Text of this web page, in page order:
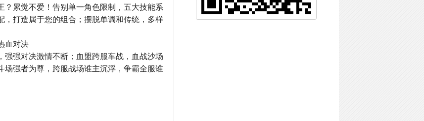
？累觉不爱！告别单一角色限制，五大技能系
，打造属于您的组合；摆脱单调和传统，多样
血对决
强强对决激情不断；血盟跨服车战，血战沙场
场强者为尊，跨服战场谁主沉浮，争霸全服谁